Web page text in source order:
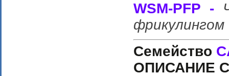
WSM-PFP -
фрикулингом
Семейство
ОПИСАНИЕ